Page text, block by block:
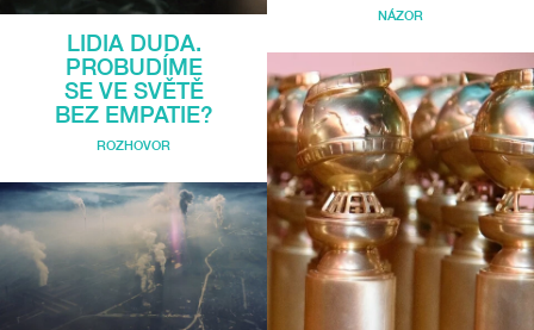
LIDIA DUDA.
PROBUDÍME
SE VE SVĚTĚ
BEZ EMPATIE?
ROZHOVOR
NÁZOR